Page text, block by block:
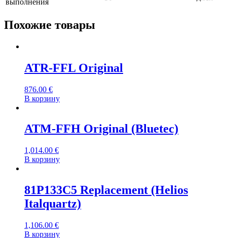
Похожие товары
ATR-FFL Original
876.00 €
В корзину
ATM-FFH Original (Bluetec)
1,014.00 €
В корзину
81P133C5 Replacement (Helios
Italquartz)
1,106.00 €
В корзину